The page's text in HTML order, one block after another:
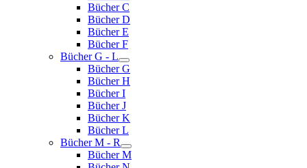
Bücher C
Bücher D
Bücher E
Bücher F
Bücher G - L
Bücher G
Bücher H
Bücher I
Bücher J
Bücher K
Bücher L
Bücher M - R
Bücher M